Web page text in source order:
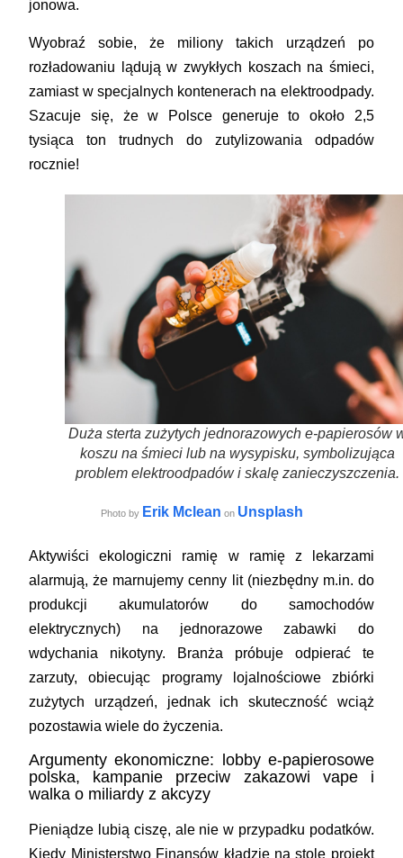
jonowa.
Wyobraź sobie, że miliony takich urządzeń po
rozładowaniu lądują w zwykłych koszach na śmieci,
zamiast w specjalnych kontenerach na elektroodpady.
Szacuje się, że w Polsce generuje to około 2,5
tysiąca ton trudnych do zutylizowania odpadów
rocznie!
Duża sterta zużytych jednorazowych e-papierosów
koszu na śmieci lub na wysypisku, symbolizująca
problem elektroodpadów i skalę zanieczyszczenia.
Photo by Erik Mclean on Unsplash
Aktywiści ekologiczni ramię w ramię z lekarzami
alarmują, że marnujemy cenny lit (niezbędny m.in. do
produkcji akumulatorów do samochodów
elektrycznych) na jednorazowe zabawki do
wdychania nikotyny. Branża próbuje odpierać te
zarzuty, obiecując programy lojalnościowe zbiórki
zużytych urządzeń, jednak ich skuteczność wciąż
pozostawia wiele do życzenia.
Argumenty ekonomiczne: lobby e-papierosowe
polska, kampanie przeciw zakazowi vape i
walka o miliardy z akcyzy
Pieniądze lubią ciszę, ale nie w przypadku podatków.
Kiedy Ministerstwo Finansów kładzie na stole projekt